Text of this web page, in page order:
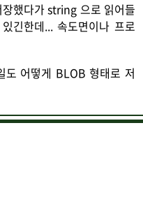
했다가 string 으로 읽어들
긴한데... 속도면이나 프로
도 어떻게 BLOB 형태로 저